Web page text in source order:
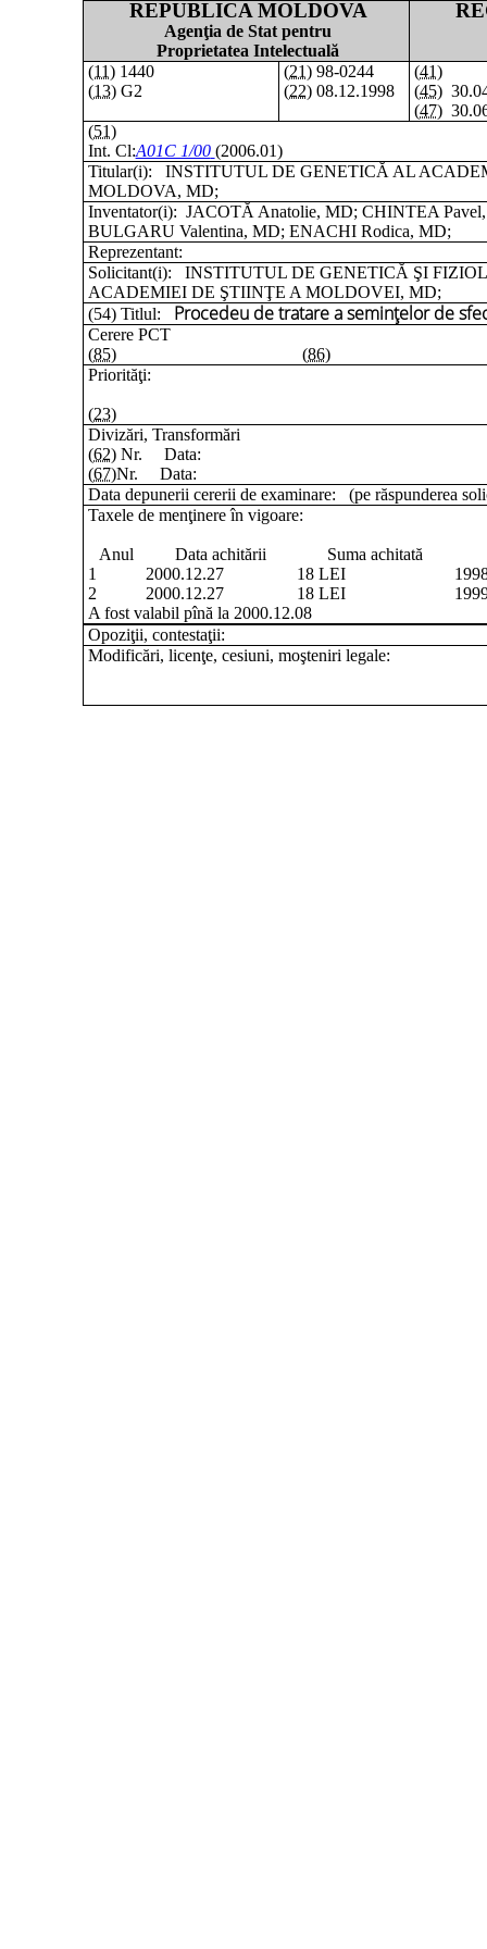
REPUBLICA MOLDOVA
Agenţia de Stat pentru
Proprietatea Intelectuală
(11)1440
(13)G2
(21)98-0244
(22)08.12.1998
(41)
(45)
(47)
(51)
Int. Cl:A01C 1/00 (2006.01)
Titular(i):
INSTITUTUL DE GENETICĂ AL
MOLDOVA, MD;
Inventator(i): JACOTĂ Anatolie, MD; CHINTEA
BULGARU Valentina, MD; ENACHI Rodica, MD;
Reprezentant:
Solicitant(i): INSTITUTUL DE GENETICĂ ŞI
ACADEMIEI DE ŞTIINŢE A MOLDOVEI, MD;
(54) Titlul:
Procedeu de tratare a seminţelor de
Cerere PCT
(85)
(86)
Priorităţi:
(23)
Divizări, Transformări
(62)Nr.
Data:
(67)Nr.
Data:
Data depunerii cererii de examinare: (pe răspunderea
Taxele de menţinere în vigoare:
Anul Data achitării
Suma achitată
1
2000.12.27 18 LEI
2
2000.12.27 18 LEI
A fost valabil pînă la 2000.12.08
Opoziţii, contestaţii:
Modificări, licenţe, cesiuni, moşteniri legale: